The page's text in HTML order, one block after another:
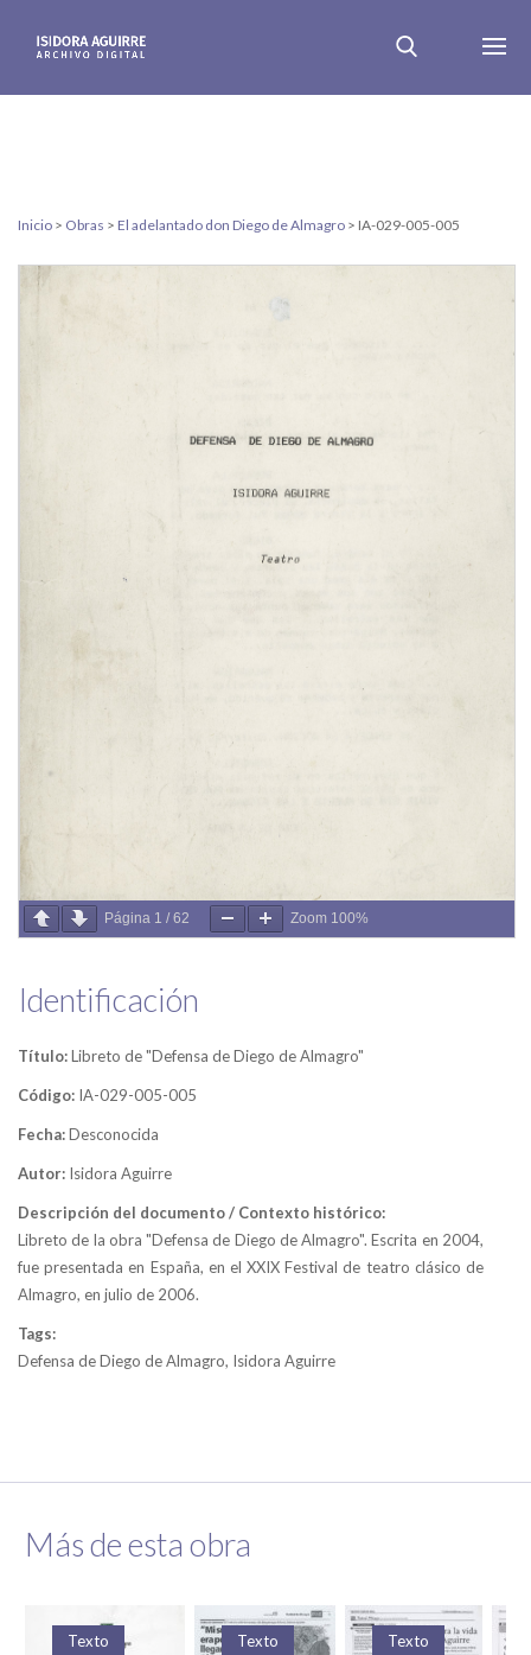
Inicio > Obras > El adelantado don Diego de Almagro > IA-029-005-005
Página 1 / 62 Zoom 100%
Identificación
Título:Libreto de "Defensa de Diego de Almagro"
Código: IA-029-005-005
Fecha:Desconocida
Autor: Isidora Aguirre
Descripción del documento / Contexto histórico:
Libreto de la obra "Defensa de Diego de Almagro". Escrita en 2004,
fue presentada en España, en el XXIX Festival de teatro clásico de
Almagro, en julio de 2006.
Tags:
Defensa de Diego de Almagro, Isidora Aguirre
Más de esta obra
Texto Texto Texto